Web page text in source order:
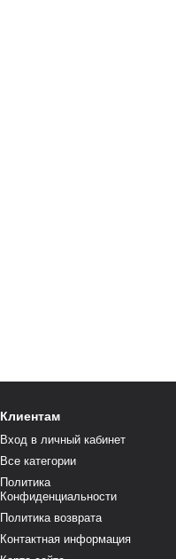
Клиентам
Вход в личный кабинет
Все категории
Политика
Конфиденциальности
Политика возврата
Контактная информация